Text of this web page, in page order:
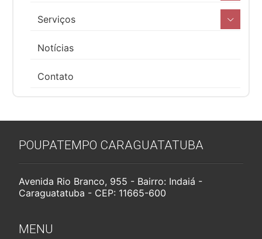
Serviços
Notícias
Contato
POUPATEMPO CARAGUATATUBA
Avenida Rio Branco, 955 - Bairro: Indaiá -
Caraguatatuba - CEP: 11665-600
MENU